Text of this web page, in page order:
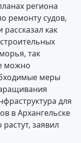
региона
ремонту судов,
как
так
можно
меры
для
в Архангельске
заявил